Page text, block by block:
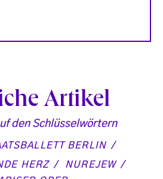
Artikel
den Schlüsselwörtern
BERLIN
HERZ
NUREJEW